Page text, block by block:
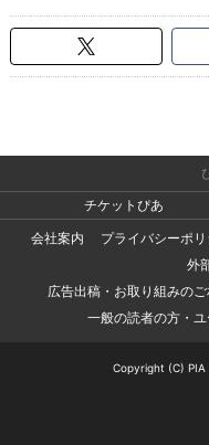
チケットぴあ
会社案内
プライバシーポリ
外
広告出稿・お取り組みの
一般の読者の方・
Copyright (C) PIA